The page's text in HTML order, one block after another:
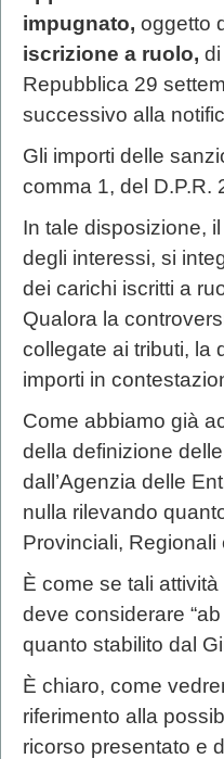
impugnato, oggetto
iscrizione a ruolo,
Repubblica 29
successivo alla
Gli importi delle
comma 1, del D.P.R.
In tale disposizione,
degli interessi, si
dei carichi iscritti a
Qualora la
collegate ai tributi, la
importi in
Come abbiamo già
della definizione
dall’Agenzia delle
nulla rilevando
Provinciali,
È come se tali
deve considerare
quanto stabilito dal
È chiaro, come
riferimento alla
ricorso presentato e